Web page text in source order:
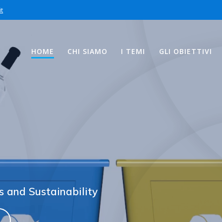
HOME CHI SIAMO I TEMI GLI OBIETTIVI
and Sustainability